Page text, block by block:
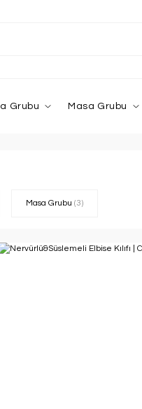
Grubu Masa Grubu
Masa Grubu (3)